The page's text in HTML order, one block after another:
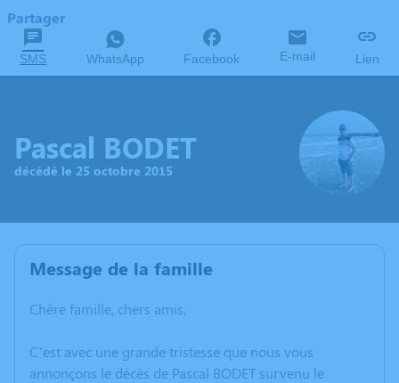
Partager
SMS WhatsApp Facebook E-mail Lien
Pascal BODET
décédé le 25 octobre 2015
Message de la famille
Chère famille, chers amis,
C’est avec une grande tristesse que nous vous
annonçons le décès de Pascal BODET survenu le